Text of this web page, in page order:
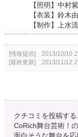
【照明】中村
【衣装】鈴木
【制作】上水
[情報提供] 2013/10/10
[最終更新] 2013/11/12
クチコミを投稿する
CoRich舞台芸術！